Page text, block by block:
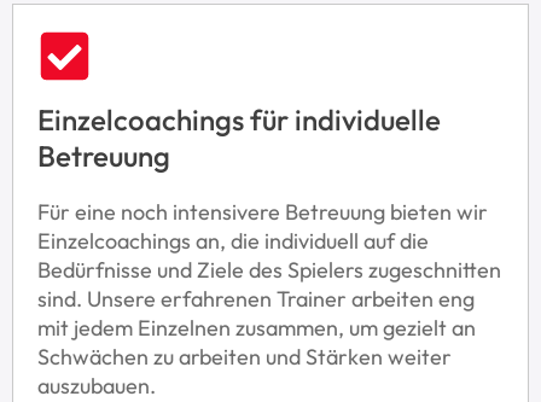
e
Einzelcoachings für individuelle
Betreuung
Für eine noch intensivere Betreuung bieten wir
Einzelcoachings an, die individuell auf die
Bedürfnisse und Ziele des Spielers zugeschnitten
sind. Unsere erfahrenen Trainer arbeiten eng
mit jedem Einzelnen zusammen, um gezielt an
Schwächen zu arbeiten und Stärken weiter
auszubauen.